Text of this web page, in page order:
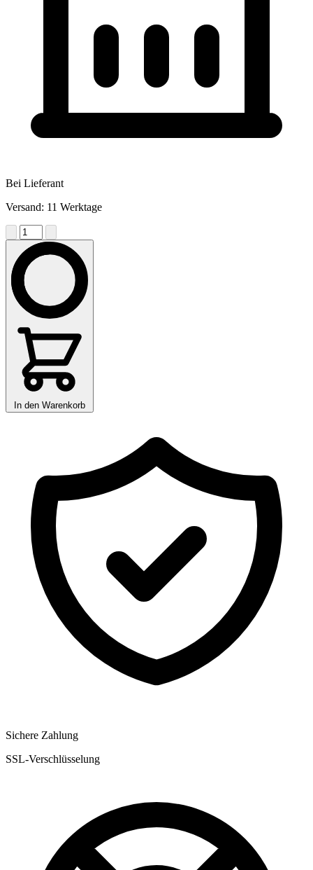
Bei Lieferant
Versand: 11 Werktage
In den Warenkorb
Sichere Zahlung
SSL-Verschlüsselung